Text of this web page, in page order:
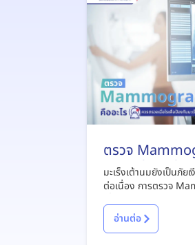
ตรวจ
ตรวจเมื่อไรเพื่อ
มะเร็งเต้านมยังเป็นภั
ต่อเนื่อง การตรวจ
โมแกรมให้มากขึ้นจากบ
อ่านต่อ